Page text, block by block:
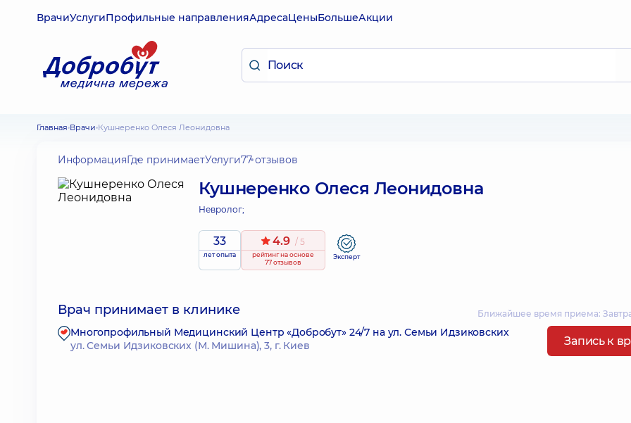
ВрачиУслугиПрофильные направленияАдресаЦеныБольшеАкции
Главная Врачи Кушнеренко Олеся Леонидовна
ИнформацияГде принимаетУслуги77 отзывов
Кушнеренко Олеся Леонидовна
Невролог;
33
лет опыта
4.9 / 5
рейтингна основе
77 отзывов
Эксперт
Врач принимает в клинике Ближайшее время приема:
Многопрофильный Медицинский Центр «Добробут» 24/7 на ул. Семьи Идзиковских
ул. Семьи Идзиковских (М. Мишина), 3, г. Киев
Запись к